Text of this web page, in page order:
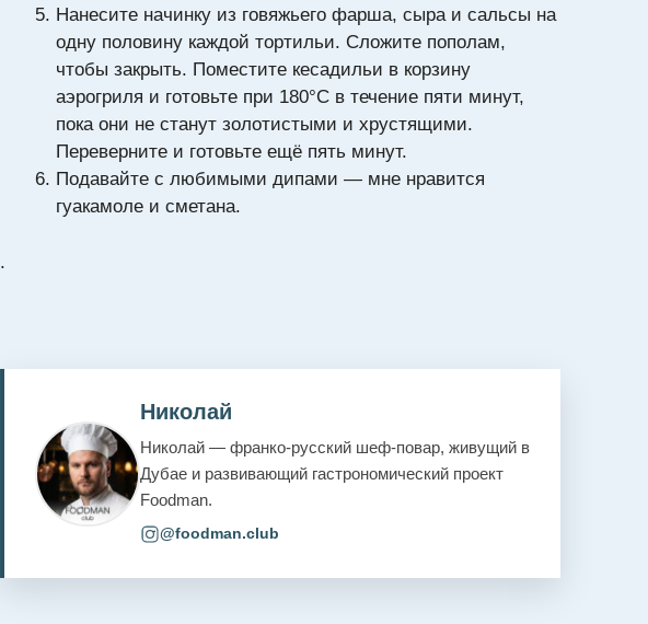
Нанесите начинку из говяжьего фарша, сыра и сальсы на
одну половину каждой тортильи. Сложите пополам,
чтобы закрыть. Поместите кесадильи в корзину
аэрогриля и готовьте при 180°C в течение пяти минут,
пока они не станут золотистыми и хрустящими.
Переверните и готовьте ещё пять минут.
Подавайте с любимыми дипами — мне нравится
гуакамоле и сметана.
.
Николай
Николай — франко-русский шеф-повар, живущий в
Дубае и развивающий гастрономический проект
Foodman.
@foodman.club